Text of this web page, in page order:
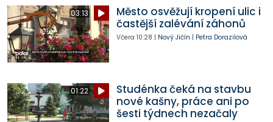
03:13
Město osvěžují kropení ulic i
častější zalévání záhonů
Včera 10:28 | Nový Jičín | Petra Dorazilová
01:22
Studénka čeká na stavbu
nové kašny, práce ani po
šesti týdnech nezačaly